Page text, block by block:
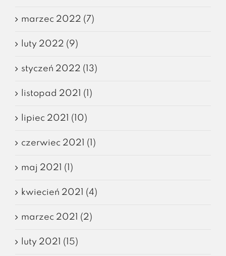
marzec 2022 (7)
luty 2022 (9)
styczeń 2022 (13)
listopad 2021 (1)
lipiec 2021 (10)
czerwiec 2021 (1)
maj 2021 (1)
kwiecień 2021 (4)
marzec 2021 (2)
luty 2021 (15)